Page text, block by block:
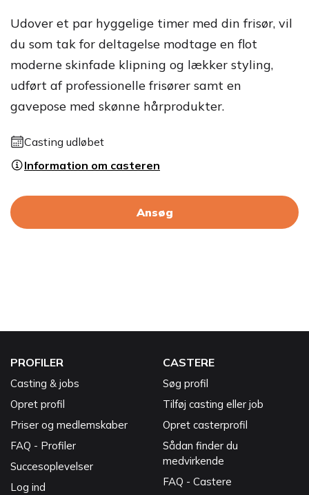
Udover et par hyggelige timer med din frisør, vil
du som tak for deltagelse modtage en flot
moderne skinfade klipning og lækker styling,
udført af professionelle frisører samt en
gavepose med skønne hårprodukter.
Casting udløbet
Information om casteren
Ansøg
PROFILER
Casting & jobs
Opret profil
Priser og medlemskaber
FAQ - Profiler
Succesoplevelser
Log ind
CASTERE
Søg profil
Tilføj casting eller job
Opret casterprofil
Sådan finder du
medvirkende
FAQ - Castere